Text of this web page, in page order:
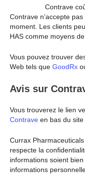
Contrave
Contrave n’accepte
moment. Les clients
HAS comme moyens
Vous pouvez trouver
Web tels que GoodRx
Avis sur
Vous trouverez le lien
Contrave en bas du site
Currax
respecte la
informations soient
informations